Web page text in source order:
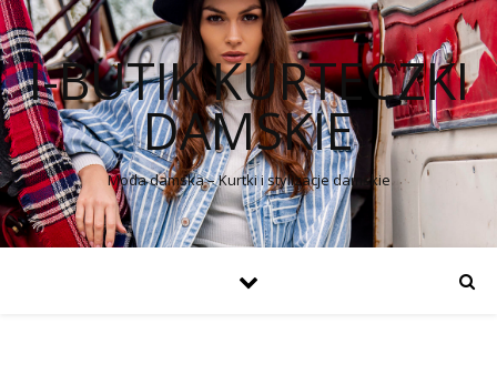
I-BUTIK KURTECZKI
DAMSKIE
Moda damska – Kurtki i stylizacje damskie